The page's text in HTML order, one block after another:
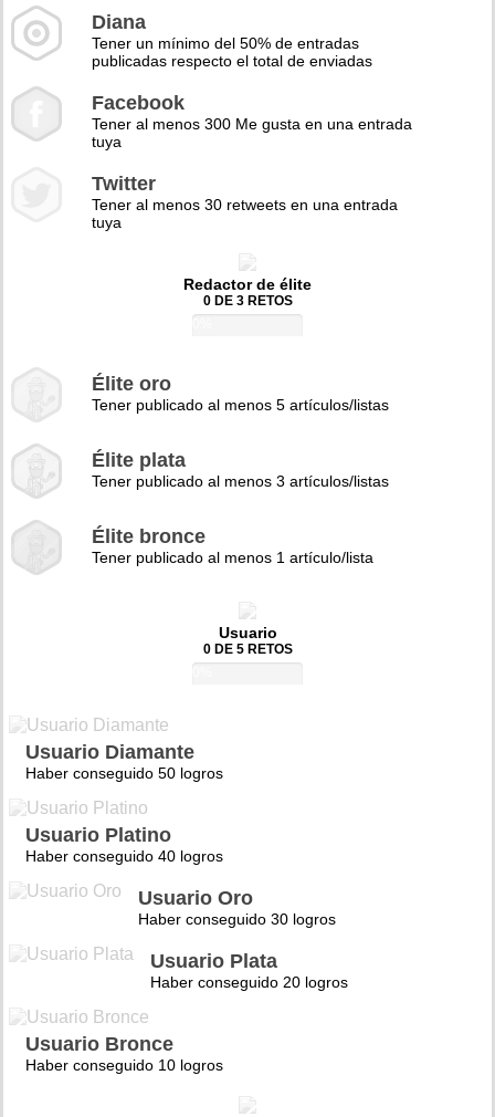
Diana
Tener un mínimo del 50% de entradas
publicadas respecto el total de enviadas
Facebook
Tener al menos 300 Me gusta en una entrada
tuya
Twitter
Tener al menos 30 retweets en una entrada
tuya
Redactor de élite
0 DE 3 RETOS
Élite oro
Tener publicado al menos 5 artículos/listas
Élite plata
Tener publicado al menos 3 artículos/listas
Élite bronce
Tener publicado al menos 1 artículo/lista
Usuario
0 DE 5 RETOS
Usuario Diamante
Haber conseguido 50 logros
Usuario Platino
Haber conseguido 40 logros
Usuario Oro
Haber conseguido 30 logros
Usuario Plata
Haber conseguido 20 logros
Usuario Bronce
Haber conseguido 10 logros